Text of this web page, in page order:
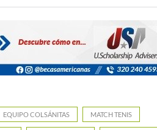
EQUIPO COLSÁNITAS MATCH TENIS